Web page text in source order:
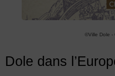
©Ville Dole -
Dole dans